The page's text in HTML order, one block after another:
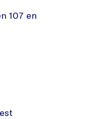
107 en